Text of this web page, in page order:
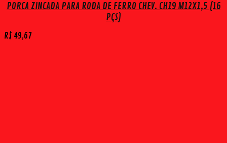
PORCA ZINCADA PARA RODA DE FERRO CHEV. CH19 M12X1,5 (16
PÇS)
R$ 49,67